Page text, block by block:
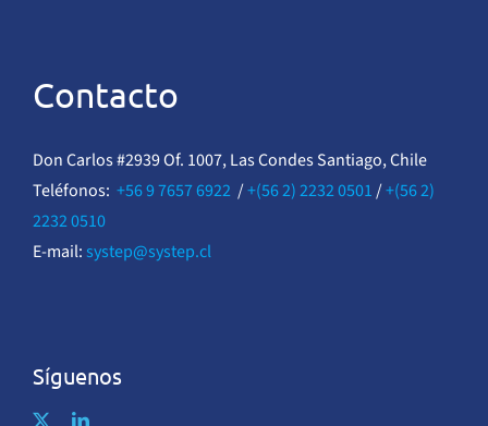
Contacto
Don Carlos #2939 Of. 1007, Las Condes Santiago, Chile
Teléfonos: +56 9 7657 6922/+(56 2) 2232 0501/+(56 2)
2232 0510
E-mail: systep@systep.cl
Síguenos